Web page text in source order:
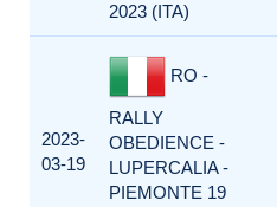
2023 (ITA)
2023-
03-19
RO -
RALLY
OBEDIENCE -
LUPERCALIA -
PIEMONTE 19